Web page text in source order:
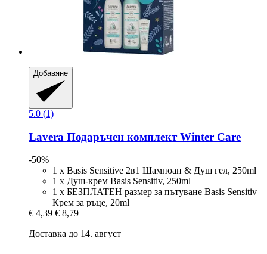
Добавяне
5.0 (1)
Lavera Подаръчен комплект Winter Care
-50%
1 x Basis Sensitive 2в1 Шампоан & Душ гел, 250ml
1 x Душ-крем Basis Sensitiv, 250ml
1 x БЕЗПЛАТЕН размер за пътуване Basis Sensitiv
Крем за ръце, 20ml
€ 4,39 € 8,79
Доставка до 14. август